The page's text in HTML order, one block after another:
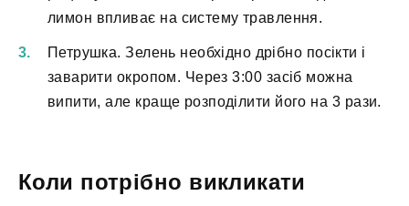
лимон впливає на систему травлення.
Петрушка. Зелень необхідно дрібно посікти і
заварити окропом. Через 3:00 засіб можна
випити, але краще розподілити його на 3 рази.
Коли потрібно викликати